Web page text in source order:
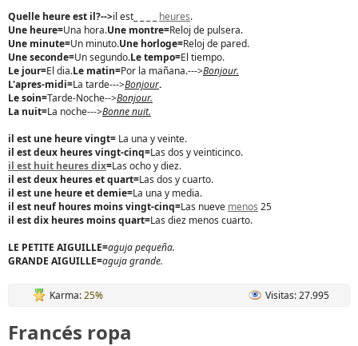
Quelle heure est il?-->il est_ _ _ _ heures.
Une heure=Una hora.Une montre=Reloj de pulsera.
Une minute=Un minuto.Une horloge=Reloj de pared.
Une seconde=Un segundo.Le tempo=El tiempo.
Le jour=El dia.Le matin=Por la mañana.--->Bonjour.
L'apres-midi=La tarde--->Bonjour.
Le soin=Tarde-Noche-->Bonjour.
La nuit=La noche--->Bonne nuit.
il est une heure vingt= La una y veinte.
il est deux heures vingt-cinq=Las dos y veinticinco.
il est huit heures dix=Las ocho y diez.
il est deux heures et quart=Las dos y cuarto.
il est une heure et demie=La una y media.
il est neuf houres moins vingt-cinq=Las nueve menos 25
il est dix heures moins quart=Las diez menos cuarto.
LE PETITE AIGUILLE=aguja pequeña.
GRANDE AIGUILLE=aguja grande.
Karma:25% Visitas: 27.995
Francés ropa